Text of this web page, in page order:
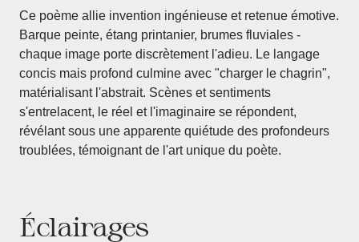
Ce poème allie invention ingénieuse et retenue émotive.
Barque peinte, étang printanier, brumes fluviales -
chaque image porte discrètement l'adieu. Le langage
concis mais profond culmine avec "charger le chagrin",
matérialisant l'abstrait. Scènes et sentiments
s'entrelacent, le réel et l'imaginaire se répondent,
révélant sous une apparente quiétude des profondeurs
troublées, témoignant de l'art unique du poète.
Éclairages